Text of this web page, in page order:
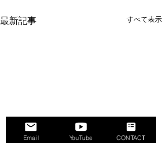
最新記事 すべて表示
Email YouTube CONTACT